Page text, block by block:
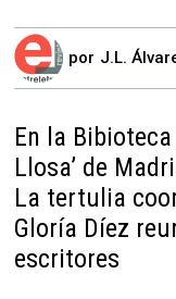
por J.L.
En la
Llosa’ de
La tertulia
Gloría Díez
escritores